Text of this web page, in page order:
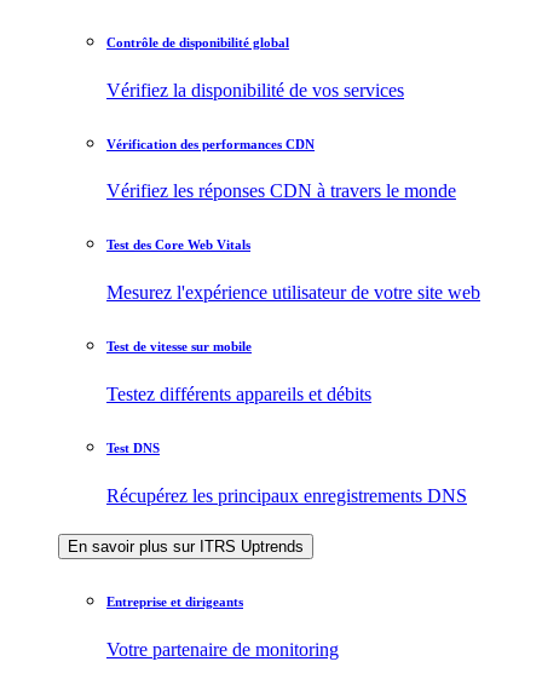
Contrôle de disponibilité global
Vérifiez la disponibilité de vos services
Vérification des performances CDN
Vérifiez les réponses CDN à travers le monde
Test des Core Web Vitals
Mesurez l'expérience utilisateur de votre site web
Test de vitesse sur mobile
Testez différents appareils et débits
Test DNS
Récupérez les principaux enregistrements DNS
En savoir plus sur ITRS Uptrends
Entreprise et dirigeants
Votre partenaire de monitoring